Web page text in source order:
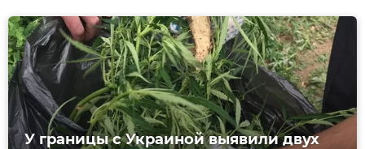
У границы с Украиной выявили двух